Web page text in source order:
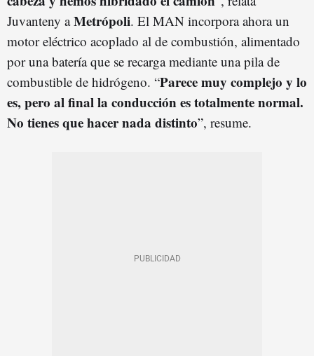
Juvanteny aMetrópoli. El MAN incorpora ahora un
motor eléctrico acoplado al de combustión, alimentado
por una batería que se recarga mediante una pila de
combustible de hidrógeno. “Parece muy complejo y lo
es, pero al final la conducción es totalmente normal.
No tienes que hacer nada distinto”, resume.